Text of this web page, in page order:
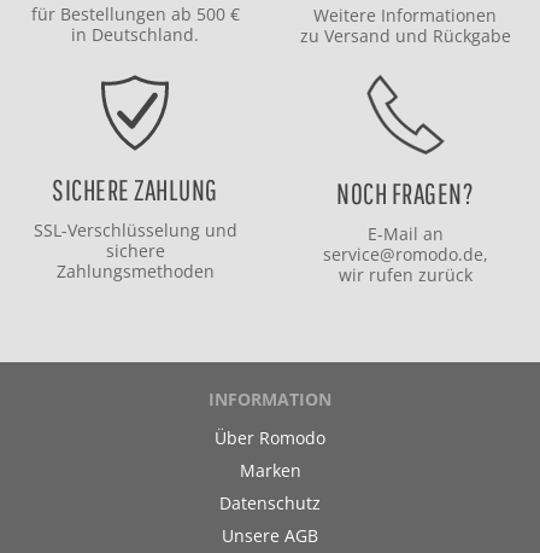
für Bestellungen ab 500 €
in Deutschland.
Weitere Informationen
zu Versand und Rückgabe
SICHERE ZAHLUNG
SSL-Verschlüsselung und
sichere
Zahlungsmethoden
NOCH FRAGEN?
E-Mail an
service@romodo.de,
wir rufen zurück
INFORMATION
Über Romodo
Marken
Datenschutz
Unsere AGB